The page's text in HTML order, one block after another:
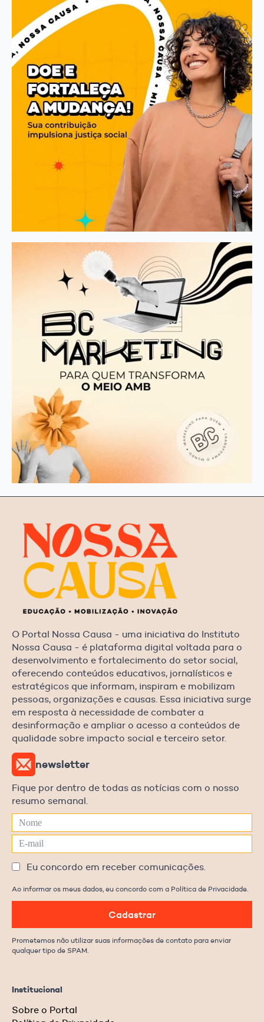
O Portal Nossa Causa - uma iniciativa do Instituto
Nossa Causa - é plataforma digital voltada para o
desenvolvimento e fortalecimento do setor social,
oferecendo conteúdos educativos, jornalísticos e
estratégicos que informam, inspiram e mobilizam
pessoas, organizações e causas. Essa iniciativa surge
em resposta à necessidade de combater a
desinformação e ampliar o acesso a conteúdos de
qualidade sobre impacto social e terceiro setor.
Institucional
Sobre o Portal
newsletter
Fique por dentro de todas as notícias com o nosso
resumo semanal.
Eu concordo em receber comunicações.
Ao informar os meus dados, eu concordo com a Política de Privacidade.
Cadastrar
Prometemos não utilizar suas informações de contato para enviar
qualquer tipo de SPAM.